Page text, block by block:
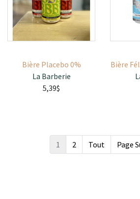
Bière Placebo 0%
La Barberie
5,39$
Bière
1 2 Tout Page